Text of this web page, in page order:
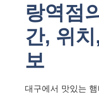
랑역점
간, 위
보
대구에서 맛있는